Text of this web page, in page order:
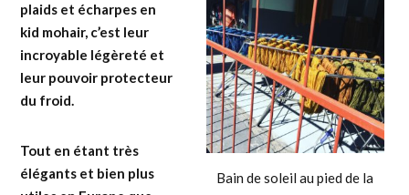
Bain de soleil au pied de la
plaids et écharpes en
kid mohair, c’est leur
incroyable légèreté et
leur pouvoir protecteur
du froid.
Tout en étant très
élégants et bien plus